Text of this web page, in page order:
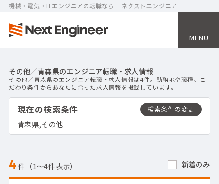
機械・電気・ITエンジニアの転職なら ネクストエンジニア
MENU
その他／青森県のエンジニア転職・求人情報
その他／青森県のエンジニア転職・求人情報は4件。勤務地や職種、こ
だわり条件からあなたに合った求人情報を掲載しています。
現在の検索条件
青森県,その他
4件（1〜4件表示） 新着のみ